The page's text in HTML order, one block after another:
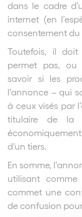
dans le cadre
internet (en
consentement du
Toutefois, il
permet pas, ou
savoir si les
l’annonce – qui
à ceux visés par
titulaire de la
d’un tiers.
En somme,
utilisant
commet une
de confusion pour